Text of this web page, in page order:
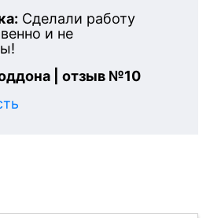
Сделали работу
и не
| отзыв №10